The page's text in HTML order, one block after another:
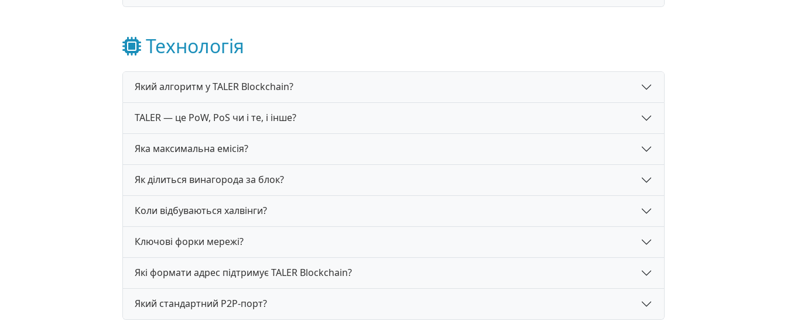
Технологія
Який алгоритм у TALER Blockchain?
TALER — це PoW, PoS чи і те, і інше?
Яка максимальна емісія?
Як ділиться винагорода за блок?
Коли відбуваються халвінги?
Ключові форки мережі?
Які формати адрес підтримує TALER Blockchain?
Який стандартний P2P-порт?